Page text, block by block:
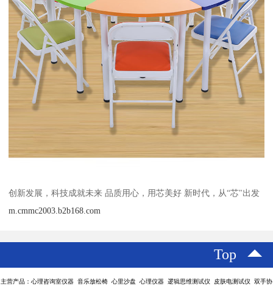
创新发展，科技成就未来 品质用心，用芯美好 新时代，从“芯"出发
m.cmmc2003.b2b168.com
Top
主营产品：心理咨询室仪器 音乐放松椅 心里沙盘 心理仪器 逻辑思维测试仪 皮肤电测试仪 双手协